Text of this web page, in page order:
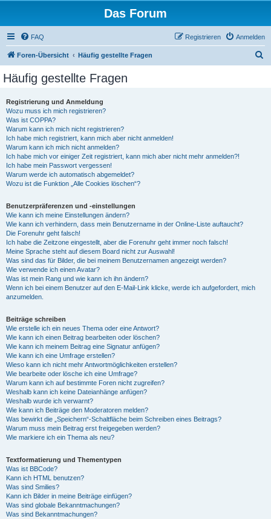
Das Forum
FAQ Anmelden
Registrieren
Foren-Übersicht Häufig gestellte Fragen
Häufig gestellte Fragen
Registrierung und Anmeldung
Wozu muss ich mich registrieren?
Was ist COPPA?
Warum kann ich mich nicht registrieren?
Ich habe mich registriert, kann mich aber nicht anmelden!
Warum kann ich mich nicht anmelden?
Ich habe mich vor einiger Zeit registriert, kann mich aber nicht mehr anmelden?!
Ich habe mein Passwort vergessen!
Warum werde ich automatisch abgemeldet?
Wozu ist die Funktion „Alle Cookies löschen“?
Benutzerpräferenzen und -einstellungen
Wie kann ich meine Einstellungen ändern?
Wie kann ich verhindern, dass mein Benutzername in der Online-Liste auftaucht?
Die Forenuhr geht falsch!
Ich habe die Zeitzone eingestellt, aber die Forenuhr geht immer noch falsch!
Meine Sprache steht auf diesem Board nicht zur Auswahl!
Was sind das für Bilder, die bei meinem Benutzernamen angezeigt werden?
Wie verwende ich einen Avatar?
Was ist mein Rang und wie kann ich ihn ändern?
Wenn ich bei einem Benutzer auf den E-Mail-Link klicke, werde ich aufgefordert, mich
anzumelden.
Beiträge schreiben
Wie erstelle ich ein neues Thema oder eine Antwort?
Wie kann ich einen Beitrag bearbeiten oder löschen?
Wie kann ich meinem Beitrag eine Signatur anfügen?
Wie kann ich eine Umfrage erstellen?
Wieso kann ich nicht mehr Antwortmöglichkeiten erstellen?
Wie bearbeite oder lösche ich eine Umfrage?
Warum kann ich auf bestimmte Foren nicht zugreifen?
Weshalb kann ich keine Dateianhänge anfügen?
Weshalb wurde ich verwarnt?
Wie kann ich Beiträge den Moderatoren melden?
Was bewirkt die „Speichern“-Schaltfläche beim Schreiben eines Beitrags?
Warum muss mein Beitrag erst freigegeben werden?
Wie markiere ich ein Thema als neu?
Textformatierung und Thementypen
Was ist BBCode?
Kann ich HTML benutzen?
Was sind Smilies?
Kann ich Bilder in meine Beiträge einfügen?
Was sind globale Bekanntmachungen?
Was sind Bekanntmachungen?